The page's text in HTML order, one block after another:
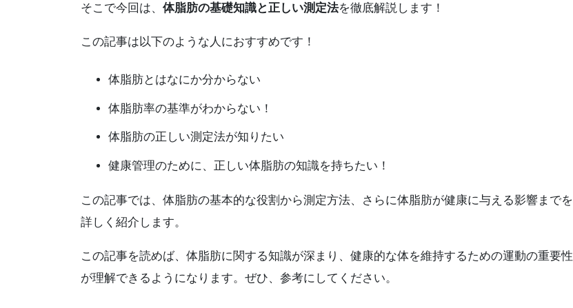
そこで今回は、 体脂肪の基礎知識と正しい測定法を徹底解説します！
この記事は以下のような人におすすめです！
体脂肪とはなにか分からない
体脂肪率の基準がわからない！
体脂肪の正しい測定法が知りたい
健康管理のために、正しい体脂肪の知識を持ちたい！
この記事では、体脂肪の基本的な役割から測定方法、さらに体脂肪が健康に与える影響までを
詳しく紹介します。
この記事を読めば、体脂肪に関する知識が深まり、健康的な体を維持するための運動の重要性
が理解できるようになります。ぜひ、参考にしてください。